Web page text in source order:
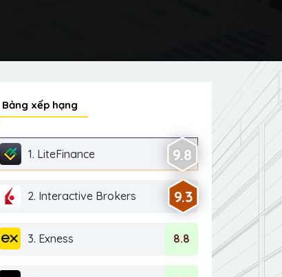
Bảng xếp hạng
1. LiteFinance 9.8
2. Interactive Brokers 9.3
3. Exness 8.8